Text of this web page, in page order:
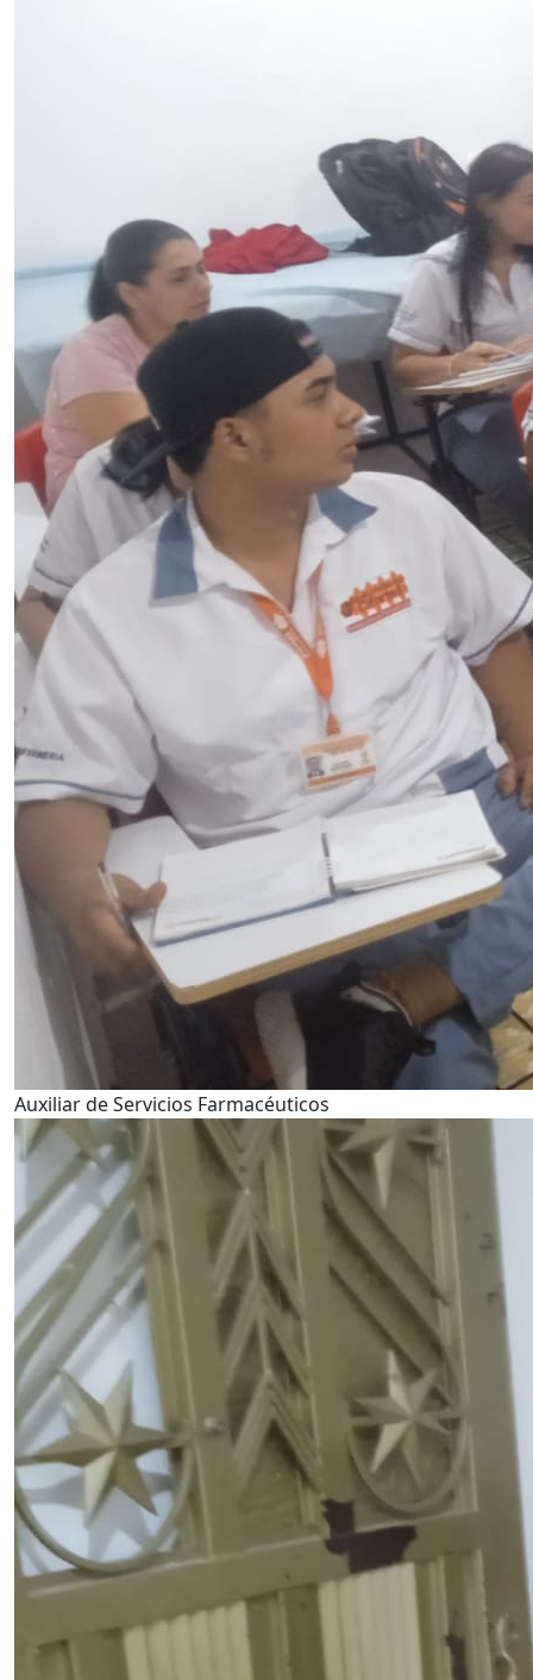
Auxiliar de Servicios Farmacéuticos